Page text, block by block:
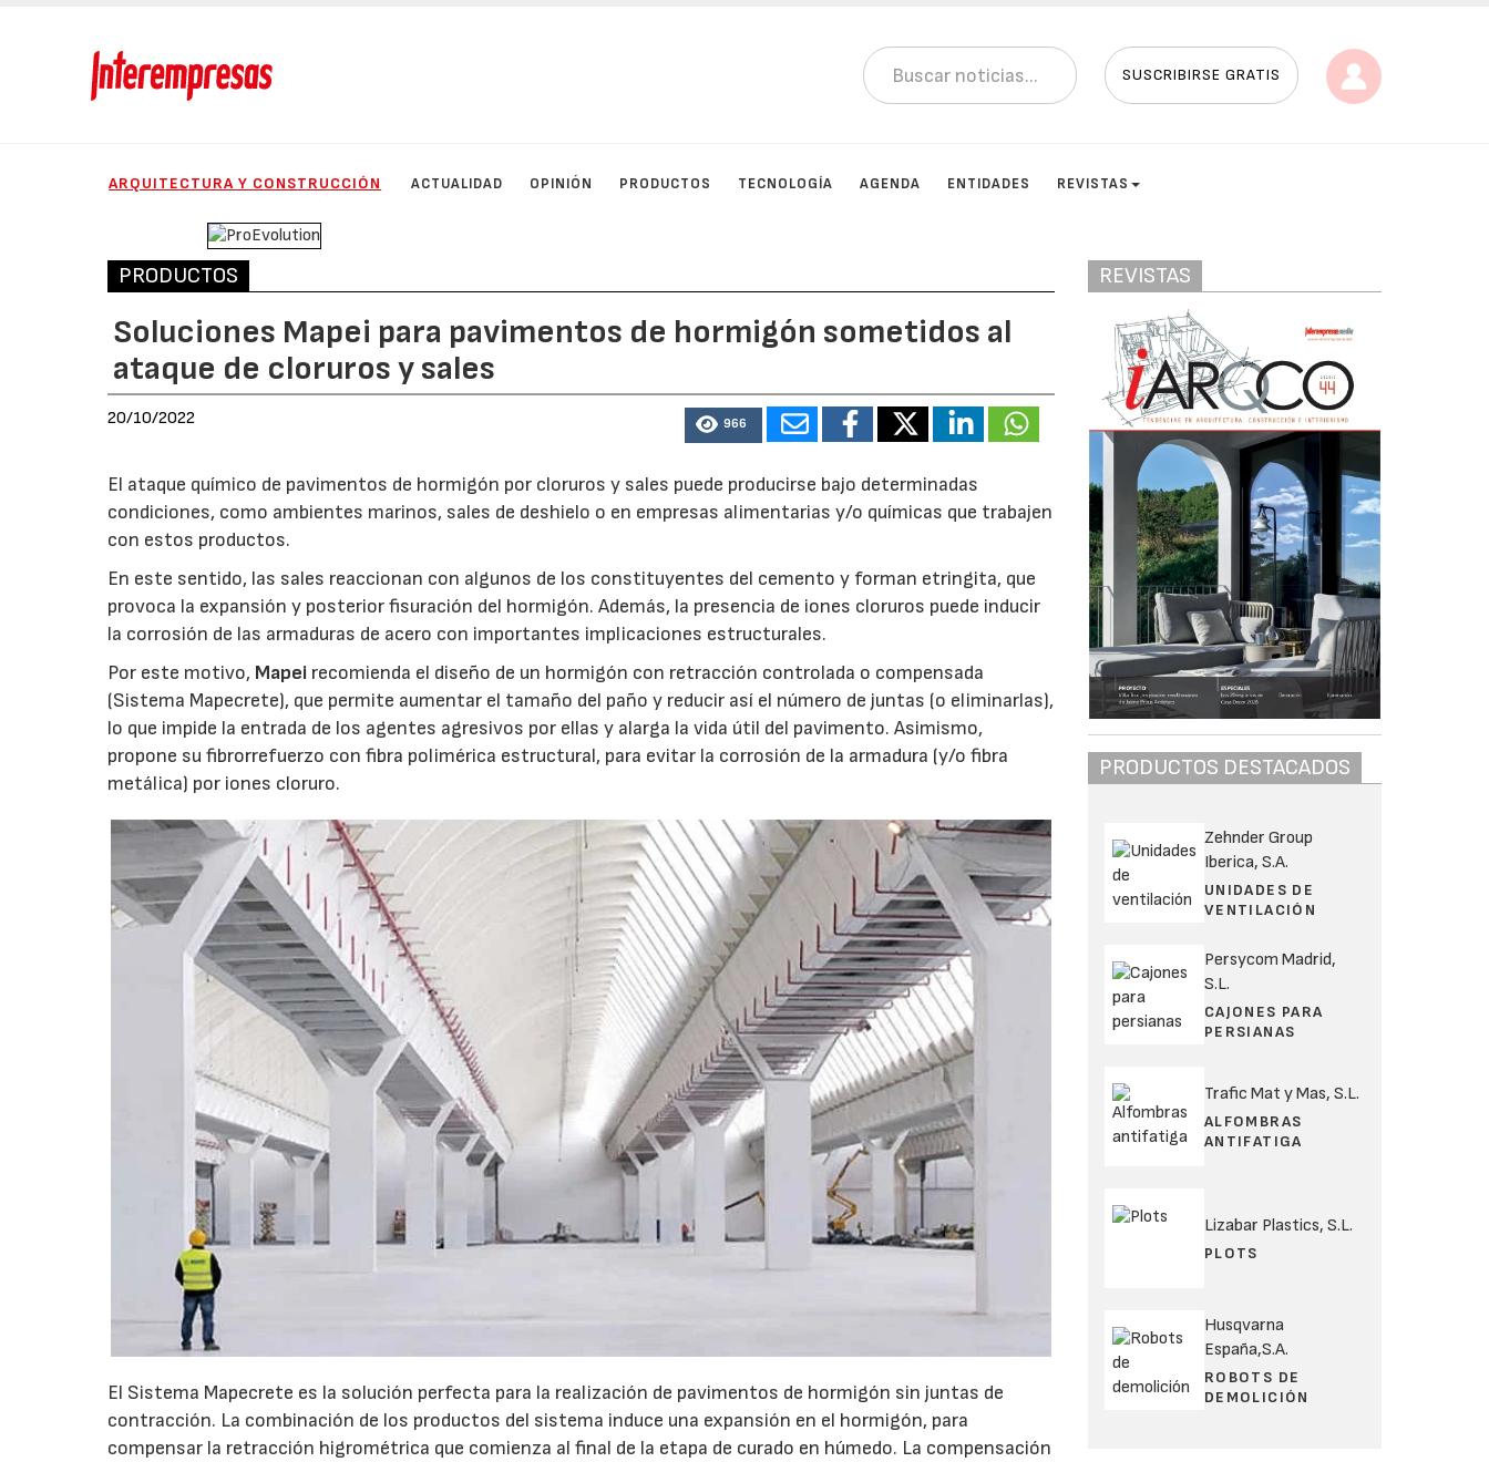
SUSCRIBIRSE GRATIS
ARQUITECTURA Y CONSTRUCCIÓN ACTUALIDAD OPINIÓN PRODUCTOS TECNOLOGÍA AGENDA ENTIDADES REVISTAS
PRODUCTOS
Soluciones Mapei para pavimentos de hormigón sometidos al
ataque de cloruros y sales
20/10/2022 966
El ataque químico de pavimentos de hormigón por cloruros y sales puede producirse bajo determinadas
condiciones, como ambientes marinos, sales de deshielo o en empresas alimentarias y/o químicas que trabajen
con estos productos.
En este sentido, las sales reaccionan con algunos de los constituyentes del cemento y forman etringita, que
provoca la expansión y posterior fisuración del hormigón. Además, la presencia de iones cloruros puede inducir
la corrosión de las armaduras de acero con importantes implicaciones estructurales.
Por este motivo, Mapei recomienda el diseño de un hormigón con retracción controlada o compensada
(Sistema Mapecrete), que permite aumentar el tamaño del paño y reducir así el número de juntas (o eliminarlas),
lo que impide la entrada de los agentes agresivos por ellas y alarga la vida útil del pavimento. Asimismo,
propone su fibrorrefuerzo con fibra polimérica estructural, para evitar la corrosión de la armadura (y/o fibra
metálica) por iones cloruro.
El Sistema Mapecrete es la solución perfecta para la realización de pavimentos de hormigón sin juntas de
contracción. La combinación de los productos del sistema induce una expansión en el hormigón, para
compensar la retracción higrométrica que comienza al final de la etapa de curado en húmedo. La compensación
REVISTAS
PRODUCTOS DESTACADOS
Zehnder Group
Iberica, S.A.
UNIDADES DE
VENTILACIÓN
Persycom Madrid,
S.L.
CAJONES PARA
PERSIANAS
Trafic Mat y Mas, S.L.
ALFOMBRAS
ANTIFATIGA
Lizabar Plastics, S.L.
PLOTS
Husqvarna
España,S.A.
ROBOTS DE
DEMOLICIÓN